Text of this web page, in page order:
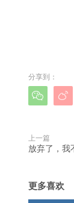
分享到：
 
上一篇
放弃了，我
更多喜欢